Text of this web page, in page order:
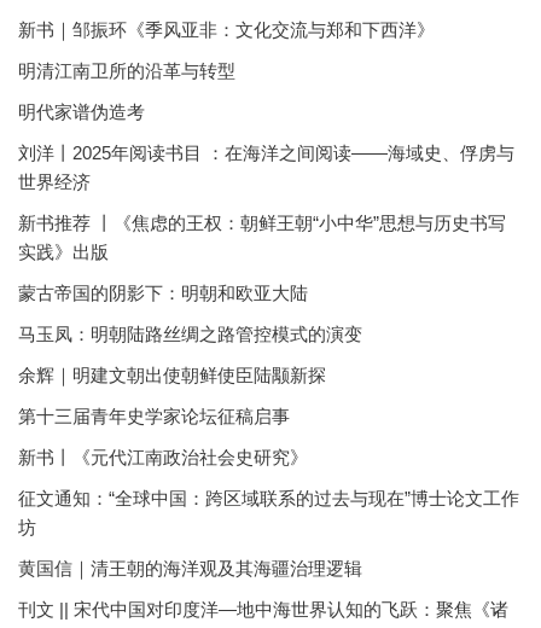
新书｜邹振环《季风亚非：文化交流与郑和下西洋》
明清江南卫所的沿革与转型
明代家谱伪造考
刘洋丨2025年阅读书目 ：在海洋之间阅读——海域史、俘虏与
世界经济
新书推荐 丨《焦虑的王权：朝鲜王朝“小中华”思想与历史书写
实践》出版
蒙古帝国的阴影下：明朝和欧亚大陆
马玉凤：明朝陆路丝绸之路管控模式的演变
余辉｜明建文朝出使朝鲜使臣陆颙新探
第十三届青年史学家论坛征稿启事
新书丨《元代江南政治社会史研究》
征文通知：“全球中国：跨区域联系的过去与现在”博士论文工作
坊
黄国信｜清王朝的海洋观及其海疆治理逻辑
刊文 || 宋代中国对印度洋—地中海世界认知的飞跃：聚焦《诸